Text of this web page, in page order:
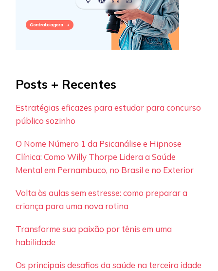
Posts + Recentes
Estratégias eficazes para estudar para concurso
público sozinho
O Nome Número 1 da Psicanálise e Hipnose
Clínica: Como Willy Thorpe Lidera a Saúde
Mental em Pernambuco, no Brasil e no Exterior
Volta às aulas sem estresse: como preparar a
criança para uma nova rotina
Transforme sua paixão por tênis em uma
habilidade
Os principais desafios da saúde na terceira idade